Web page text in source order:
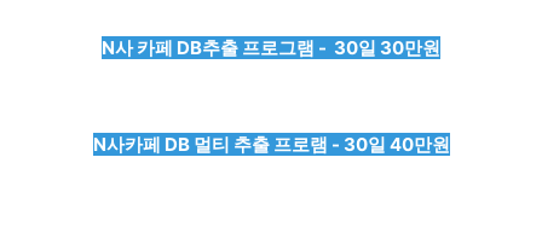
N사 카페 DB추출 프로그램 - 30일 30만원
N사카페 DB 멀티 추출 프로램 - 30일 40만원